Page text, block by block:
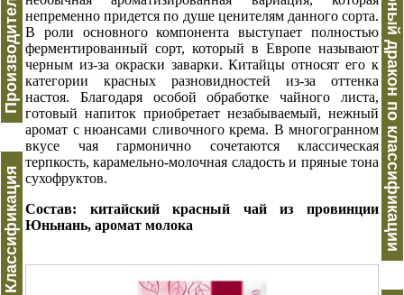
Производители чая
Классификация
непременно придется по душе ценителям данного сорта.
В роли основного компонента выступает полностью
ферментированный сорт, который в Европе называют
черным из-за окраски заварки. Китайцы относят его к
категории красных разновидностей из-за оттенка
настоя. Благодаря особой обработке чайного листа,
готовый напиток приобретает незабываемый, нежный
аромат с нюансами сливочного крема. В многогранном
вкусе чая гармонично сочетаются классическая
терпкость, карамельно-молочная сладость и пряные тона
сухофруктов.
Состав: китайский красный чай из провинции
Юньнань, аромат молока
Черный дракон по классификации